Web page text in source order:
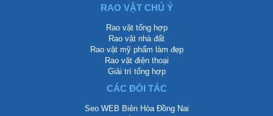
RAO VẶT CHÚ Ý
Rao vặt tổng hợp
Rao vặt nhà đất
Rao vặt mỹ phẩm làm đẹp
Rao vặt điện thoại
Giải trí tổng hợp
CÁC ĐỐI TÁC
Seo WEB Biên Hòa Đồng Nai